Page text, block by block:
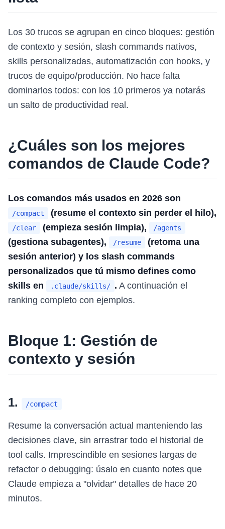
Los 30 trucos se agrupan en cinco bloques: gestión
de contexto y sesión, slash commands nativos,
skills personalizadas, automatización con hooks, y
trucos de equipo/producción. No hace falta
dominarlos todos: con los 10 primeros ya notarás
un salto de productividad real.
¿Cuáles son los mejores
comandos de Claude Code?
Los comandos más usados en 2026 son
/compact (resume el contexto sin perder el hilo),
/clear (empieza sesión limpia), /agents
(gestiona subagentes), /resume
(retoma una
sesión anterior) y los slash commands
personalizados que tú mismo defines como
skills en
.claude/skills/ . A continuación el
ranking completo con ejemplos.
Bloque 1: Gestión de
contexto y sesión
1. /compact
Resume la conversación actual manteniendo las
decisiones clave, sin arrastrar todo el historial de
tool calls. Imprescindible en sesiones largas de
refactor o debugging: úsalo en cuanto notes que
Claude empieza a "olvidar" detalles de hace 20
minutos.